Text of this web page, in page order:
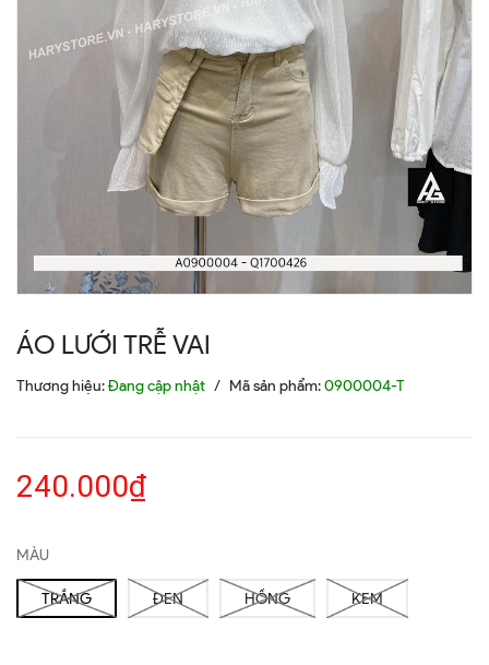
ÁO LƯỚI TRỄ VAI
Thương hiệu:Đang cập nhật / Mã sản phẩm:0900004-T
240.000₫
MÀU
TRẮNG ĐEN HỒNG KEM